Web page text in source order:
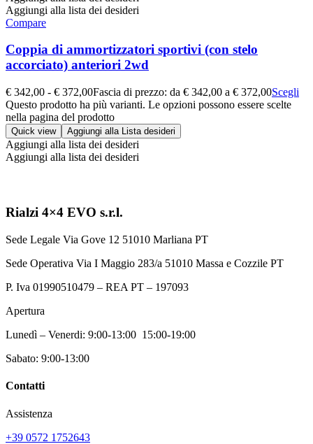
Aggiungi alla lista dei desideri
Compare
Coppia di ammortizzatori sportivi (con stelo
accorciato) anteriori 2wd
€ 342,00 - € 372,00Fascia di prezzo: da € 342,00 a € 372,00Scegli
Questo prodotto ha più varianti. Le opzioni possono essere scelte
nella pagina del prodotto
Quick view Aggiungi alla Lista desideri
Aggiungi alla lista dei desideri
Aggiungi alla lista dei desideri
Rialzi 4×4 EVO s.r.l.
Sede Legale Via Gove 12 51010 Marliana PT
Sede Operativa Via I Maggio 283/a 51010 Massa e Cozzile PT
P. Iva 01990510479 – REA PT – 197093
Apertura
Lunedì – Venerdi: 9:00-13:00 15:00-19:00
Sabato: 9:00-13:00
Contatti
Assistenza
+39 0572 1752643